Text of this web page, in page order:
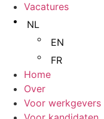
Vacatures
NL
EN
FR
Home
Over
Voor werkgevers